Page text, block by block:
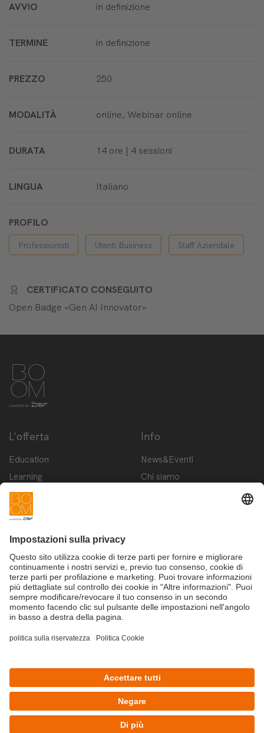
AVVIO in definizione
TERMINE in definizione
PREZZO 250
MODALITÀ online, Webinar online
DURATA 14 ore | 4 sessioni
LINGUA Italiano
PROFILO
Professionisti Utenti Business Staff Aziendale
CERTIFICATO CONSEGUITO
Open Badge «Gen AI Innovator»
L'offerta
Education
Learning
Innovation
Startup
Info
News&Eventi
Chi siamo
Iscriviti alla newsletter BOOM
This site is protected by reCAPTCHA and the Google
Terms of Serviceapply
©Copyright 2025 - CRIF S.p.A.
CRIF S.p.A.: Via della Beverara, 21 | 40131 Bologna | Italy